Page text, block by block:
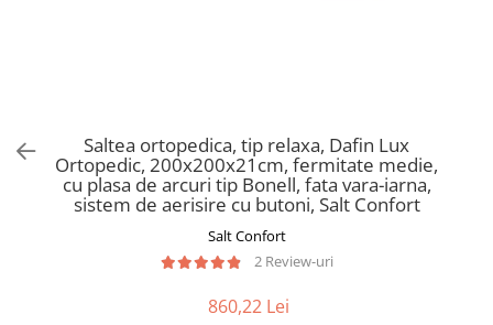
Saltele Memory Pocket
Saltele cu plasa arcuri
Saltele cu spuma
Saltele cu spuma poliuretanica
Scaune pentru living
Seturi comode living si vitrine
Scaune birou copii
Scaune resigilate
Scaune gradinita
Scaune terasa si outdoor
Saltea ortopedica, tip relaxa, Dafin Lux
Ortopedic, 200x200x21cm, fermitate medie,
cu plasa de arcuri tip Bonell, fata vara-iarna,
sistem de aerisire cu butoni, Salt Confort
Salt Confort
2 Review-uri
860,22 Lei